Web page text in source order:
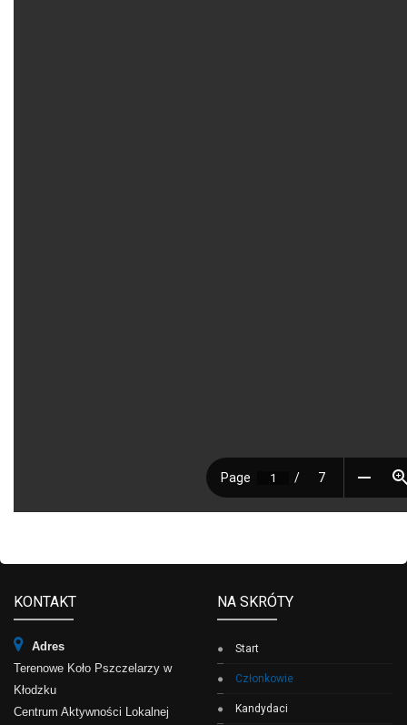
KONTAKT
Adres
Terenowe Koło Pszczelarzy w
Kłodzku
Centrum Aktywności Lokalnej
NA SKRÓTY
Start
Członkowie
Kandydaci